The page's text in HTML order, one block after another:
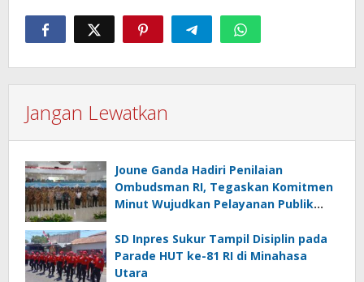
Jangan Lewatkan
Joune Ganda Hadiri Penilaian
Ombudsman RI, Tegaskan Komitmen
Minut Wujudkan Pelayanan Publik
SD Inpres Sukur Tampil Disiplin pada
Parade HUT ke-81 RI di Minahasa
Utara